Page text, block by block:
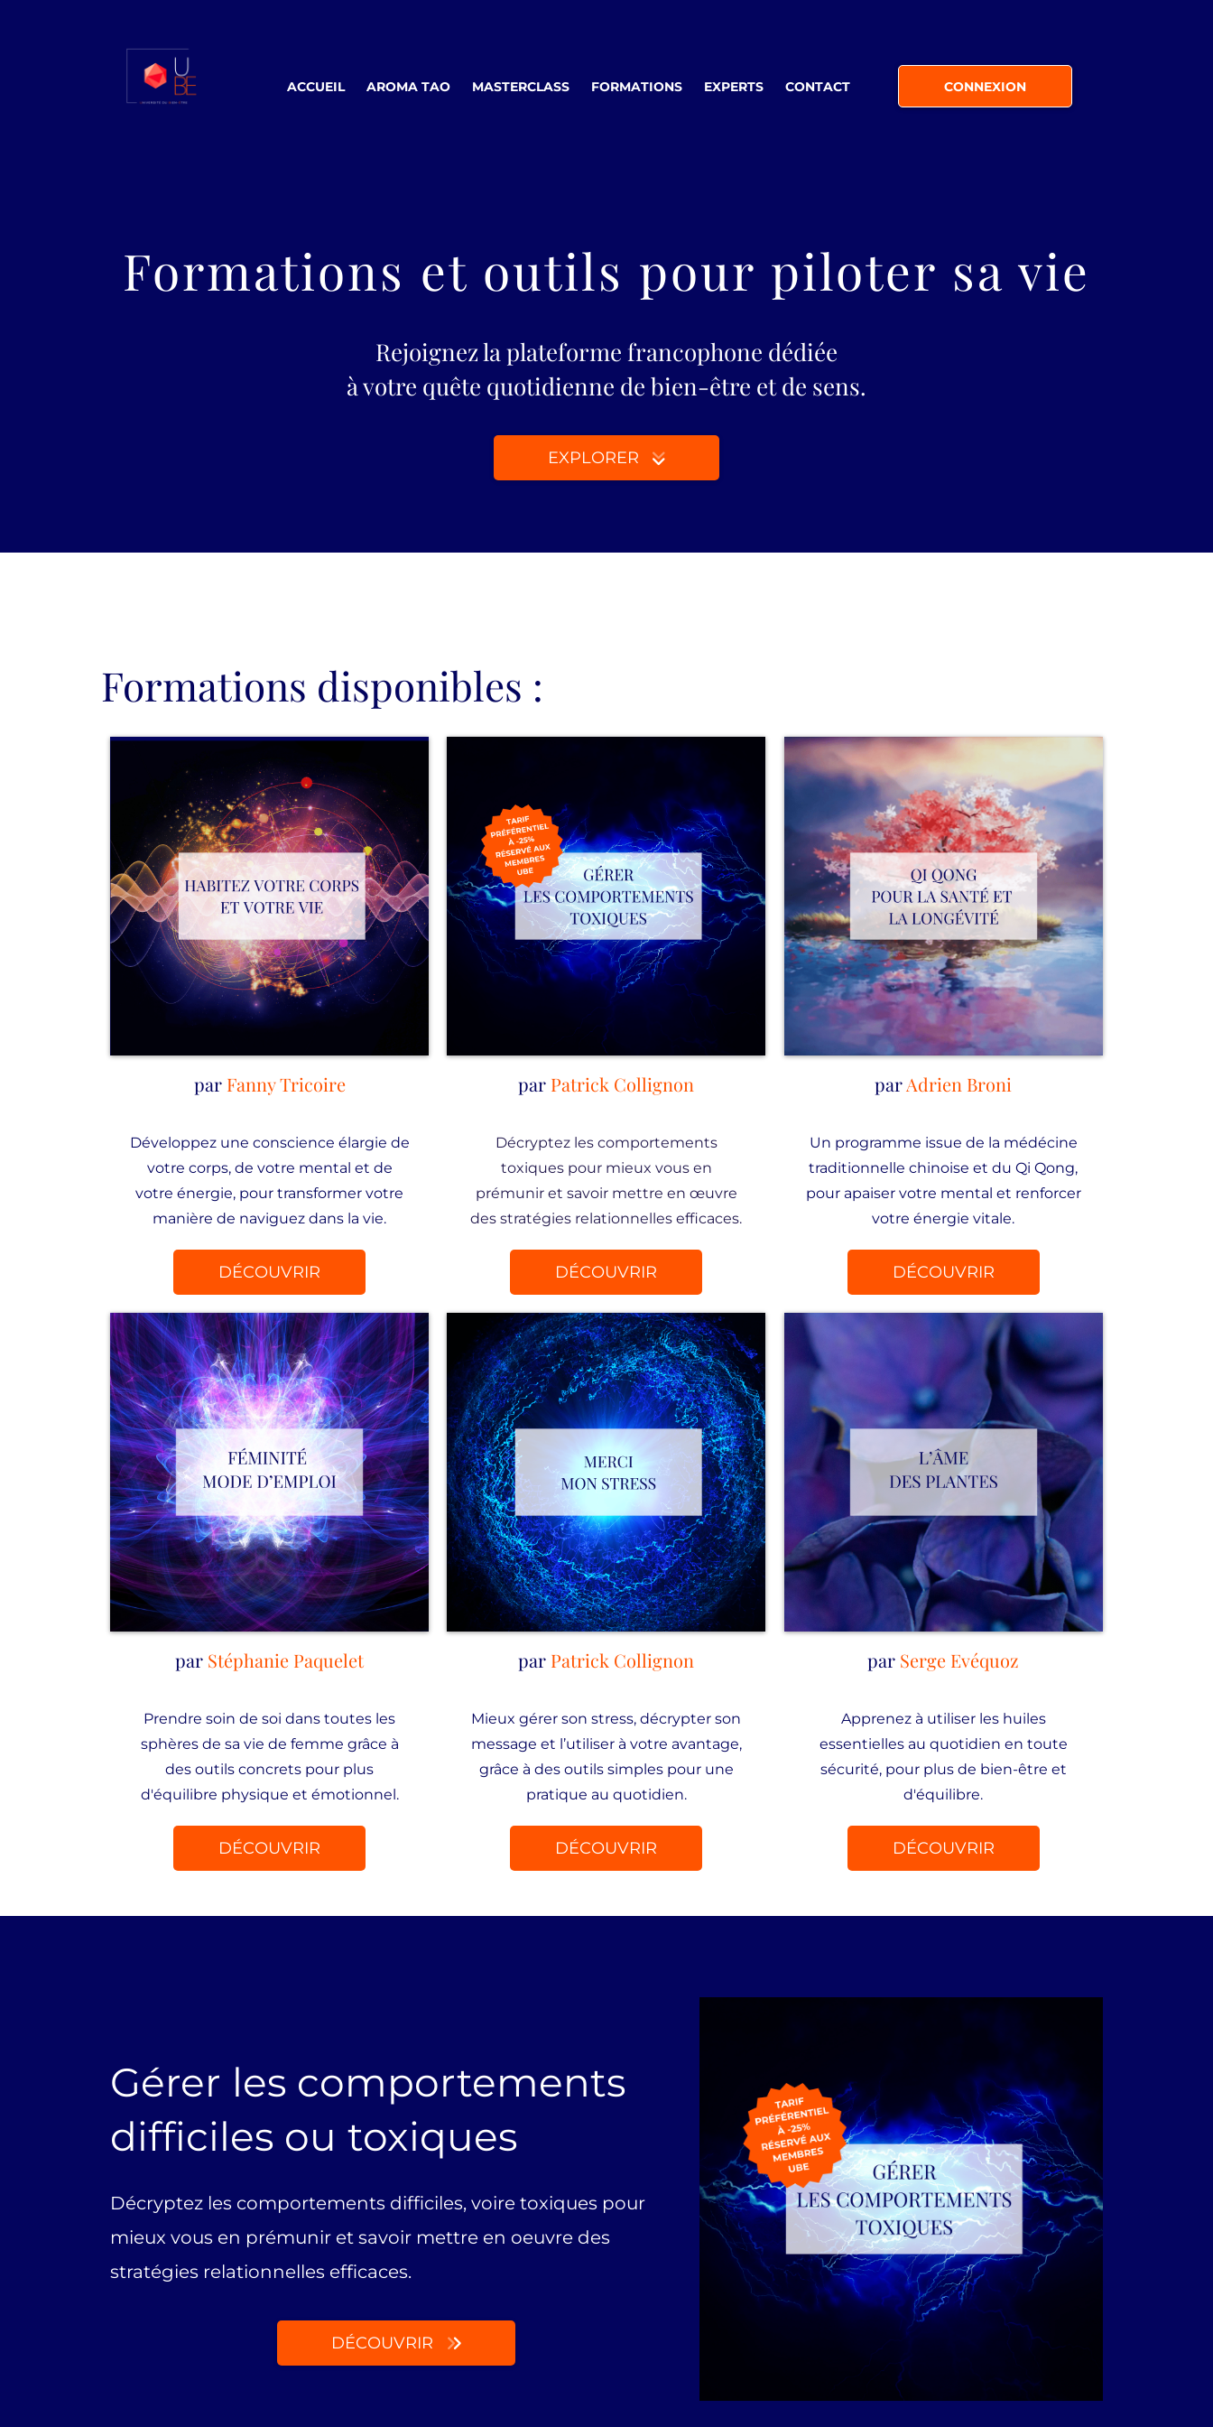
ACCUEIL AROMA TAO MASTERCLASS FORMATIONS EXPERTS CONTACT CONNEXION
Formations et outils pour piloter sa vie
Rejoignez la plateforme francophone dédiée
à votre quête quotidienne de bien-être et de sens.
EXPLORER
Formations disponibles :
par Fanny Tricoire
Développez une conscience élargie de
votre corps, de votre mental et de
votre énergie, pour transformer votre
manière de naviguez dans la vie.
DÉCOUVRIR
par Patrick Collignon
Décryptez les comportements
toxiques pour mieux vous en
prémunir et savoir mettre en œuvre
des stratégies relationnelles efficaces.
DÉCOUVRIR
parAdrien Broni
Un programme issue de la médécine
traditionnelle chinoise et du Qi Qong,
pour apaiser votre mental et renforcer
votre énergie vitale.
DÉCOUVRIR
par Stéphanie Paquelet
Prendre soin de soi dans toutes les
sphères de sa vie de femme grâce à
des outils concrets pour plus
d'équilibre physique et émotionnel.
DÉCOUVRIR
par Patrick Collignon
Mieux gérer son stress, décrypter son
message et l’utiliser à votre avantage,
grâce à des outils simples pour une
pratique au quotidien.
DÉCOUVRIR
par Serge Evéquoz
Apprenez à utiliser les huiles
essentielles au quotidien en toute
sécurité, pour plus de bien-être et
d'équilibre.
DÉCOUVRIR
Gérer les comportements
difficiles ou toxiques
Décryptez les comportements difficiles, voire toxiques pour
mieux vous en prémunir et savoir mettre en oeuvre des
stratégies relationnelles efficaces.
DÉCOUVRIR